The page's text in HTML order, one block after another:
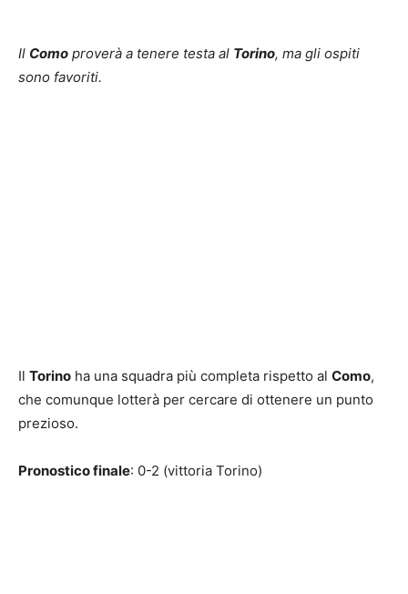
Il Como proverà a tenere testa al Torino, ma gli ospiti
sono favoriti.
Il Torino ha una squadra più completa rispetto al Como,
che comunque lotterà per cercare di ottenere un punto
prezioso.
Pronostico finale: 0-2 (vittoria Torino)